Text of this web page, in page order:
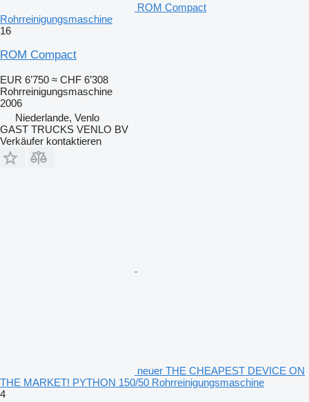
ROM Compact
Rohrreinigungsmaschine
16
ROM Compact
EUR 6’750 ≈ CHF 6’308
Rohrreinigungsmaschine
2006
Niederlande, Venlo
GAST TRUCKS VENLO BV
Verkäufer kontaktieren
neuer THE CHEAPEST DEVICE ON
THE MARKET! PYTHON 150/50 Rohrreinigungsmaschine
4